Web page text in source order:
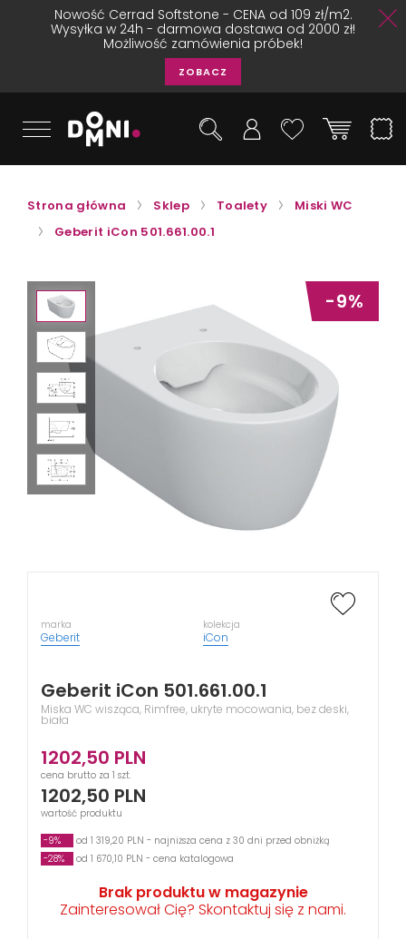
Nowość Cerrad Softstone - CENA od 109 zł/m2.
Wysyłka w 24h - darmowa dostawa od 2000 zł!
Możliwość zamówienia próbek!
ZOBACZ
Strona główna Sklep Toalety
Miski WC
Geberit iCon 501.661.00.1
-9%
marka
Geberit
kolekcja
iCon
Geberit iCon 501.661.00.1
Miska WC wisząca, Rimfree, ukryte mocowania, bez deski,
biała
1202,50 PLN
cena brutto za 1 szt.
1202,50 PLN
wartość produktu
-9%
od 1 319,20 PLN - najniższa cena z 30 dni przed obniżką
-28%
od 1 670,10 PLN - cena katalogowa
Brak produktu w magazynie
Zainteresował Cię? Skontaktuj się z nami.